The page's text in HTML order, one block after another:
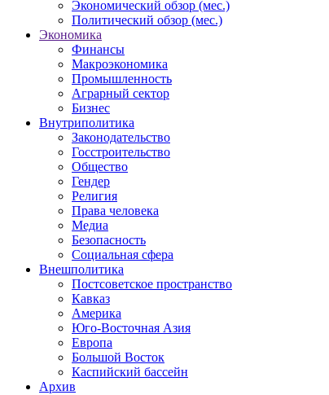
Экономический обзор (мес.)
Политический обзор (мес.)
Экономика
Финансы
Макроэкономика
Промышленность
Аграрный сектор
Бизнес
Внутриполитика
Законодательство
Госстроительство
Общество
Гендер
Религия
Права человека
Медиа
Безопасность
Социальная сфера
Внешполитика
Постсоветское пространство
Кавказ
Америка
Юго-Восточная Азия
Европа
Большой Восток
Каспийский бассейн
Архив